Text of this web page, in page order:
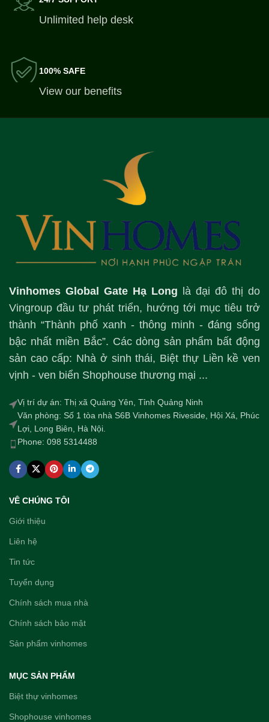
Unlimited help desk
100% SAFE
View our benefits
Vinhomes Global Gate Hạ Long là đại đô thị do
Vingroup đầu tư phát triển, hướng tới mục tiêu trở
thành “Thành phố xanh - thông minh - đáng sống
bậc nhất miền Bắc”. Các dòng sản phẩm bất động
sản cao cấp: Nhà ở sinh thái, Biệt thự Liền kề ven
vịnh - ven biển Shophouse thương mại ...
Vị trí dự án: Thị xã Quảng Yên, Tỉnh Quảng Ninh
Văn phòng: Số 1 tòa nhà S6B Vinhomes Riveside, Hội Xá, Phúc
Lợi, Long Biên, Hà Nội.
Phone: 098 5314488
VÊ CHÚNG TÔI
Giới thiệu
Liên hệ
Tin tức
Tuyển dụng
Chính sách mua nhà
Chính sách bảo mật
Sản phẩm vinhomes
MỤC SẢN PHẨM
Biệt thự vinhomes
Shophouse vinhomes